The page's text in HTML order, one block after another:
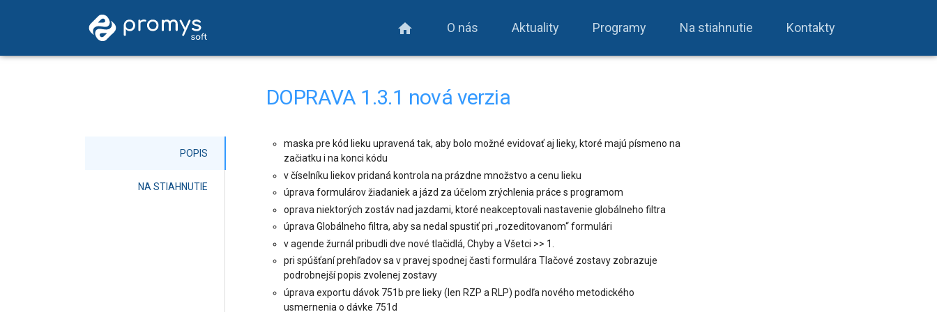
home O nás Aktuality Programy Na stiahnutie Kontakty
DOPRAVA 1.3.1 nová verzia
POPIS
NA STIAHNUTIE
maska pre kód lieku upravená tak, aby bolo možné evidovať aj lieky, ktoré majú písmeno na
začiatku i na konci kódu
v číselníku liekov pridaná kontrola na prázdne množstvo a cenu lieku
úprava formulárov žiadaniek a jázd za účelom zrýchlenia práce s programom
oprava niektorých zostáv nad jazdami, ktoré neakceptovali nastavenie globálneho filtra
úprava Globálneho filtra, aby sa nedal spustiť pri „rozeditovanom“ formulári
v agende žurnál pribudli dve nové tlačidlá, Chyby a Všetci >> 1.
pri spúšťaní prehľadov sa v pravej spodnej časti formulára Tlačové zostavy zobrazuje
podrobnejší popis zvolenej zostavy
úprava exportu dávok 751b pre lieky (len RZP a RLP) podľa nového metodického
usmernenia o dávke 751d